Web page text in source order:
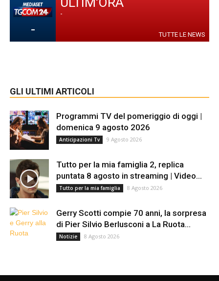
-
-
TUTTE LE NEWS
GLI ULTIMI ARTICOLI
Programmi TV del pomeriggio di oggi |
domenica 9 agosto 2026
Anticipazioni Tv 9 Agosto 2026
Tutto per la mia famiglia 2, replica
puntata 8 agosto in streaming | Video...
Tutto per la mia famiglia 8 Agosto 2026
Gerry Scotti compie 70 anni, la sorpresa
di Pier Silvio Berlusconi a La Ruota...
Notizie 8 Agosto 2026